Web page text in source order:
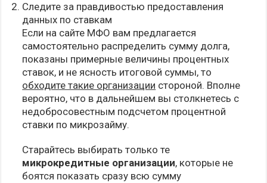
Следите за правдивостью предоставления
данных по ставкам
Если на сайте МФО вам предлагается
самостоятельно распределить сумму долга,
показаны примерные величины процентных
ставок, и не ясность итоговой суммы, то
обходите такие организации стороной. Вполне
вероятно, что в дальнейшем вы столкнетесь с
недобросовестным подсчетом процентной
ставки по микрозайму.
Старайтесь выбирать только те
микрокредитные организации, которые не
боятся показать сразу всю сумму